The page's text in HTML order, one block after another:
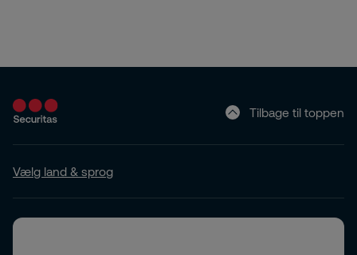
Tilbage til toppen
Vælg land & sprog